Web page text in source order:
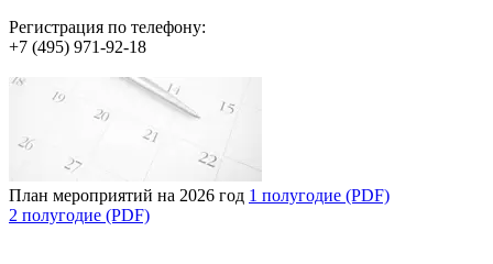
Регистрация по телефону:
+7 (495) 971-92-18
План мероприятий на 2026 год 1 полугодие (PDF)
2 полугодие (PDF)